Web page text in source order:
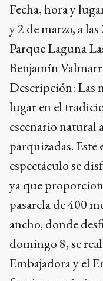
Fecha, hora y
y 2 de marzo, a
Parque Laguna
Benjamín
Descripción: Las
lugar en el
escenario natural
parquizadas.
espectáculo se
ya que
pasarela de 400
ancho, donde
domingo 8, se
Embajadora y el